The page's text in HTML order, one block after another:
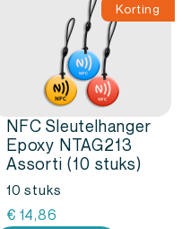
Korting
NFC Sleutelhanger
Epoxy NTAG213
Assorti (10 stuks)
10 stuks
€ 14,86